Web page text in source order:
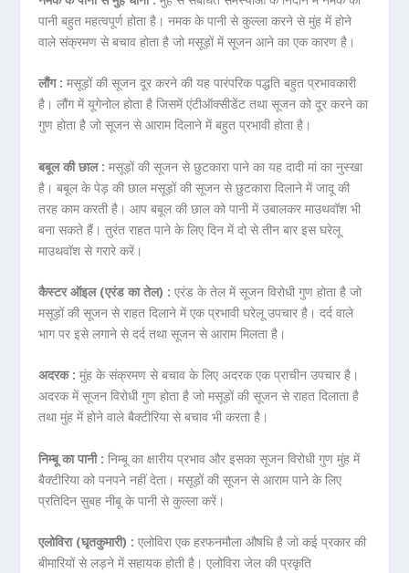
पानी बहुत महत्वपूर्ण होता है। नमक के पानी से कुल्ला करने से मुंह में होने
वाले संक्रमण से बचाव होता है जो मसूड़ों में सूजन आने का एक कारण है।
लौंग : मसूड़ों की सूजन दूर करने की यह पारंपरिक पद्धति बहुत प्रभावकारी
है। लौंग में यूगेनोल होता है जिसमें एंटीऑक्सीडेंट तथा सूजन को दूर करने का
गुण होता है जो सूजन से आराम दिलाने में बहुत प्रभावी होता है।
बबूल की छाल : मसूड़ों की सूजन से छुटकारा पाने का यह दादी मां का नुस्खा
है। बबूल के पेड़ की छाल मसूड़ों की सूजन से छुटकारा दिलाने में जादू की
तरह काम करती है। आप बबूल की छाल को पानी में उबालकर माउथवॉश भी
बना सकते हैं। तुरंत राहत पाने के लिए दिन में दो से तीन बार इस घरेलू
माउथवॉश से गरारे करें।
कैस्टर ऑइल (एरंड का तेल) : एरंड के तेल में सूजन विरोधी गुण होता है जो
मसूड़ों की सूजन से राहत दिलाने में एक प्रभावी घरेलू उपचार है। दर्द वाले
भाग पर इसे लगाने से दर्द तथा सूजन से आराम मिलता है।
अदरक : मुंह के संक्रमण से बचाव के लिए अदरक एक प्राचीन उपचार है।
अदरक में सूजन विरोधी गुण होता है जो मसूड़ों की सूजन से राहत दिलाता है
तथा मुंह में होने वाले बैक्टीरिया से बचाव भी करता है।
निम्बू का पानी : निम्बू का क्षारीय प्रभाव और इसका सूजन विरोधी गुण मुंह में
बैक्टीरिया को पनपने नहीं देता। मसूड़ों की सूजन से आराम पाने के लिए
प्रतिदिन सुबह नीबू के पानी से कुल्ला करें।
एलोविरा (घृतकुमारी) : एलोविरा एक हरफनमौला औषधि है जो कई प्रकार की
बीमारियों से लड़ने में सहायक होती है। एलोविरा जेल की प्रकृति